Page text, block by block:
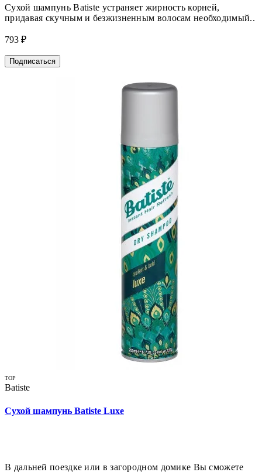
Сухой шампунь Batiste устраняет жирность корней,
придавая скучным и безжизненным волосам необходимый..
793 ₽
Подписаться
TOP
Batiste
Сухой шампунь Batiste Luxe
В дальней поездке или в загородном домике Вы сможете